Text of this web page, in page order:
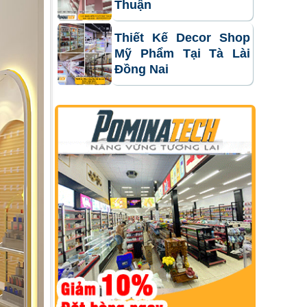
Thuận
Thiết Kế Decor Shop
Mỹ Phẩm Tại Tà Lài
Đồng Nai